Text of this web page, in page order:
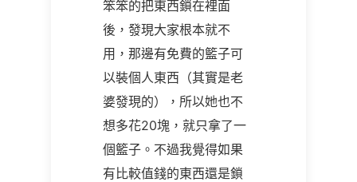
笨笨的把東西鎖在裡面
後，發現大家根本就不
用，那邊有免費的籃子可
以裝個人東西（其實是老
婆發現的），所以她也不
想多花20塊，就只拿了一
個籃子。不過我覺得如果
有比較值錢的東西還是鎖